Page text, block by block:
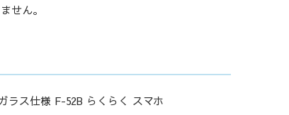
せん。
ラス仕様 F-52B らくらく スマホ